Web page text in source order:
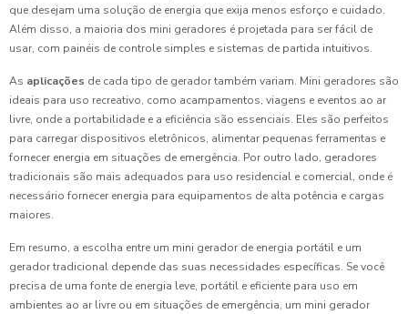
que desejam uma solução de energia que exija menos esforço e cuidado.
Além disso, a maioria dos mini geradores é projetada para ser fácil de
usar, com painéis de controle simples e sistemas de partida intuitivos.
As aplicações de cada tipo de gerador também variam. Mini geradores são
ideais para uso recreativo, como acampamentos, viagens e eventos ao ar
livre, onde a portabilidade e a eficiência são essenciais. Eles são perfeitos
para carregar dispositivos eletrônicos, alimentar pequenas ferramentas e
fornecer energia em situações de emergência. Por outro lado, geradores
tradicionais são mais adequados para uso residencial e comercial, onde é
necessário fornecer energia para equipamentos de alta potência e cargas
maiores.
Em resumo, a escolha entre um mini gerador de energia portátil e um
gerador tradicional depende das suas necessidades específicas. Se você
precisa de uma fonte de energia leve, portátil e eficiente para uso em
ambientes ao ar livre ou em situações de emergência, um mini gerador